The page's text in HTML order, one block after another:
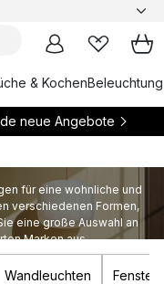
& KochenBeleuchtung
neue Angebote
für eine wohnliche und
verschiedenen Formen,
eine große Auswahl an
Marken aus
Wandleuchten